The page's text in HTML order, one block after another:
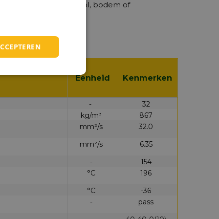
lekkage naar riool, bodem of
Eenheid Kenmerken
-
32
kg/m³
867
mm²/s
32.0
mm²/s
6.35
-
154
°C
196
°C
-36
-
pass